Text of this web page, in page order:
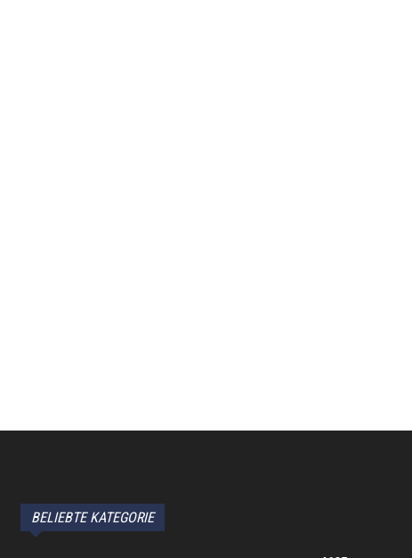
BELIEBTE KATEGORIE